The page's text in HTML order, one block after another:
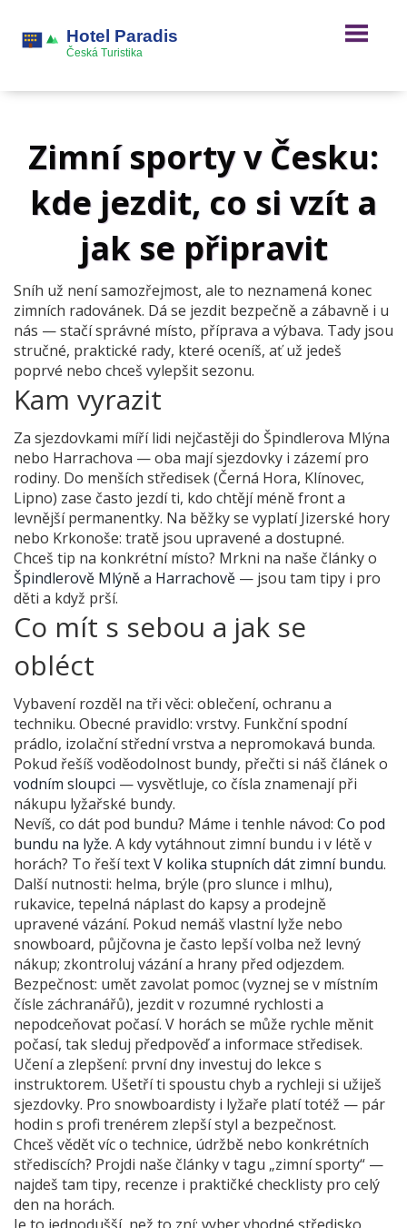
Zimní sporty v Česku:
kde jezdit, co si vzít a
jak se připravit
Sníh už není samozřejmost, ale to neznamená konec
zimních radovánek. Dá se jezdit bezpečně a zábavně i u
nás — stačí správné místo, příprava a výbava. Tady jsou
stručné, praktické rady, které oceníš, ať už jedeš
poprvé nebo chceš vylepšit sezonu.
Kam vyrazit
Za sjezdovkami míří lidi nejčastěji do Špindlerova Mlýna
nebo Harrachova — oba mají sjezdovky i zázemí pro
rodiny. Do menších středisek (Černá Hora, Klínovec,
Lipno) zase často jezdí ti, kdo chtějí méně front a
levnější permanentky. Na běžky se vyplatí Jizerské hory
nebo Krkonoše: tratě jsou upravené a dostupné.
Chceš tip na konkrétní místo? Mrkni na naše články o
Špindlerově Mlýněa Harrachově — jsou tam tipy i pro
děti a když prší.
Co mít s sebou a jak se
obléct
Vybavení rozděl na tři věci: oblečení, ochranu a
techniku. Obecné pravidlo: vrstvy. Funkční spodní
prádlo, izolační střední vrstva a nepromokavá bunda.
Pokud řešíš voděodolnost bundy, přečti si náš článek o
vodním sloupci — vysvětluje, co čísla znamenají při
nákupu lyžařské bundy.
Nevíš, co dát pod bundu? Máme i tenhle návod: Co pod
bundu na lyže. A kdy vytáhnout zimní bundu i v létě v
horách? To řeší textV kolika stupních dát zimní bundu.
Další nutnosti: helma, brýle (pro slunce i mlhu),
rukavice, tepelná náplast do kapsy a prodejně
upravené vázání. Pokud nemáš vlastní lyže nebo
snowboard, půjčovna je často lepší volba než levný
nákup; zkontroluj vázání a hrany před odjezdem.
Bezpečnost: umět zavolat pomoc (vyznej se v místním
čísle záchranářů), jezdit v rozumné rychlosti a
nepodceňovat počasí. V horách se může rychle měnit
počasí, tak sleduj předpověď a informace středisek.
Učení a zlepšení: první dny investuj do lekce s
instruktorem. Ušetří ti spoustu chyb a rychleji si užiješ
sjezdovky. Pro snowboardisty i lyžaře platí totéž — pár
hodin s profi trenérem zlepší styl a bezpečnost.
Chceš vědět víc o technice, údržbě nebo konkrétních
střediscích? Projdi naše články v tagu „zimní sporty“ —
najdeš tam tipy, recenze i praktičké checklisty pro celý
den na horách.